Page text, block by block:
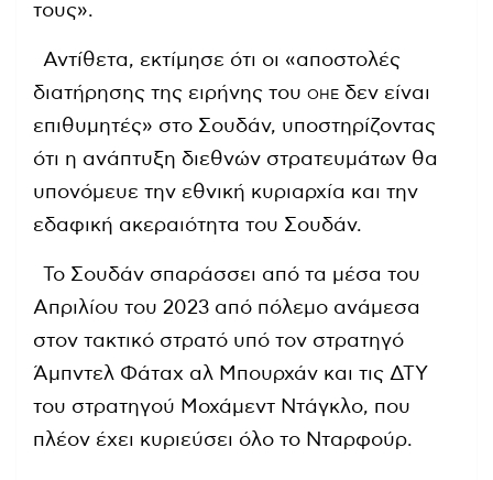
τους».
Αντίθετα, εκτίμησε ότι οι «αποστολές
διατήρησης της ειρήνης του ΟΗΕ δεν είναι
επιθυμητές» στο Σουδάν, υποστηρίζοντας
ότι η ανάπτυξη διεθνών στρατευμάτων θα
υπονόμευε την εθνική κυριαρχία και την
εδαφική ακεραιότητα του Σουδάν.
Το Σουδάν σπαράσσει από τα μέσα του
Απριλίου του 2023 από πόλεμο ανάμεσα
στον τακτικό στρατό υπό τον στρατηγό
Άμπντελ Φάταχ αλ Μπουρχάν και τις ΔΤΥ
του στρατηγού Μοχάμεντ Ντάγκλο, που
πλέον έχει κυριεύσει όλο το Νταρφούρ.